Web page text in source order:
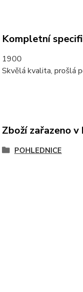
Kompletní
1900
Skvělá kvalita, prošlá
Zboží zařazeno
POHLEDNICE